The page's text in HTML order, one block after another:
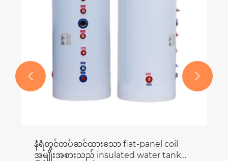
နံရံတွင်တပ်ဆင်ထားသော flat-panel coil
အမျိုးအစားသည် insulated water tank
 